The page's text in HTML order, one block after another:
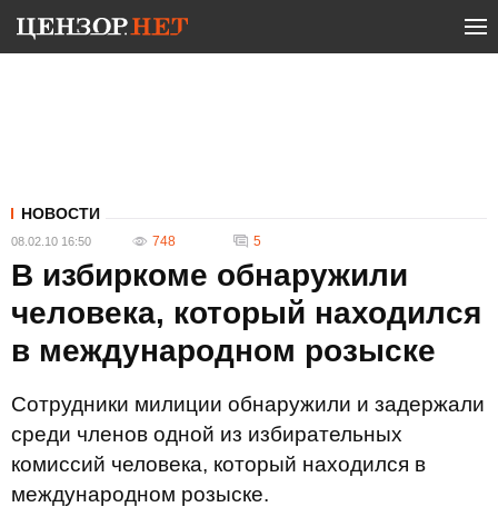
НОВОСТИ
08.02.10 16:50 748 5
В избиркоме обнаружили
человека, который находился
в международном розыске
Сотрудники милиции обнаружили и задержали
среди членов одной из избирательных
комиссий человека, который находился в
международном розыске.